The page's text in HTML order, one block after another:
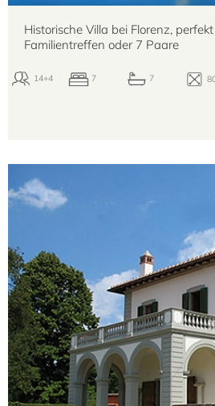
Historische Villa bei Florenz,
Familientreffen oder 7 Paare
14+4 7 7